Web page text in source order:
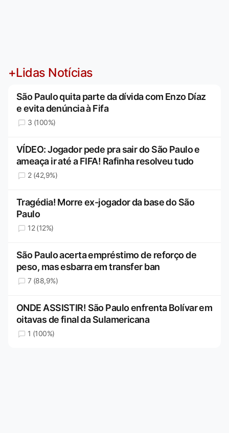
+Lidas Notícias
São Paulo quita parte da dívida com Enzo Díaz
e evita denúncia à Fifa
3 (100%)
VÍDEO: Jogador pede pra sair do São Paulo e
ameaça ir até a FIFA! Rafinha resolveu tudo
2 (42,9%)
Tragédia! Morre ex-jogador da base do São
Paulo
12 (12%)
São Paulo acerta empréstimo de reforço de
peso, mas esbarra em transfer ban
7 (88,9%)
ONDE ASSISTIR! São Paulo enfrenta Bolívar em
oitavas de final da Sulamericana
1 (100%)